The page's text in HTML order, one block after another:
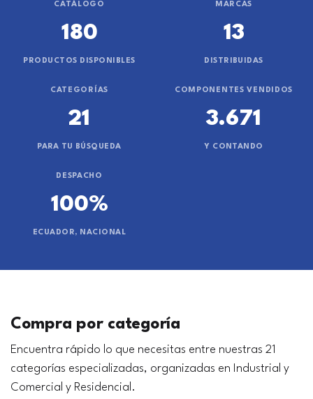
CATÁLOGO
180
PRODUCTOS DISPONIBLES
MARCAS
13
DISTRIBUIDAS
CATEGORÍAS
21
PARA TU BÚSQUEDA
COMPONENTES VENDIDOS
3.671
Y CONTANDO
DESPACHO
100%
ECUADOR, NACIONAL
Compra por categoría
Encuentra rápido lo que necesitas entre nuestras 21
categorías especializadas, organizadas en Industrial y
Comercial y Residencial.